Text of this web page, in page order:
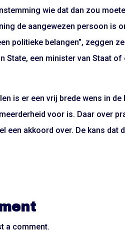
wie dat dan zou
de aangewezen persoon is
politieke belangen”, zeggen
State, een minister van Staat
is er een vrij brede wens in
voor is. Daar over
een akkoord over. De kans dat
a comment.